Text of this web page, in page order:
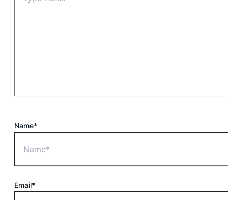
Name*
Email*